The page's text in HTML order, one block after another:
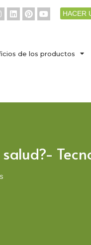
HACER
de los productos